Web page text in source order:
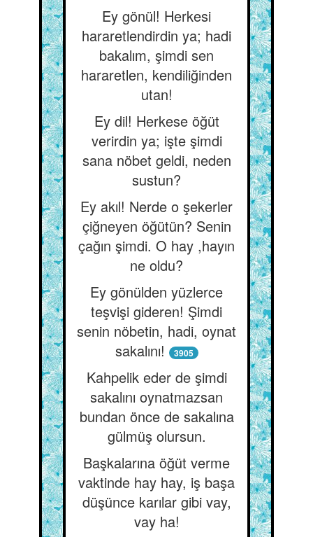
Ey gönül! Herkesi
hararetlendirdin ya; hadi
bakalım, şimdi sen
hararetlen, kendiliğinden
utan!
Ey dil! Herkese öğüt
verirdin ya; işte şimdi
sana nöbet geldi, neden
sustun?
Ey akıl! Nerde o şekerler
çiğneyen öğütün? Senin
çağın şimdi. O hay ,hayın
ne oldu?
Ey gönülden yüzlerce
teşvişi gideren! Şimdi
senin nöbetin, hadi, oynat
sakalını!
3905
Kahpelik eder de şimdi
sakalını oynatmazsan
bundan önce de sakalına
gülmüş olursun.
Başkalarına öğüt verme
vaktinde hay hay, iş başa
düşünce karılar gibi vay,
vay ha!